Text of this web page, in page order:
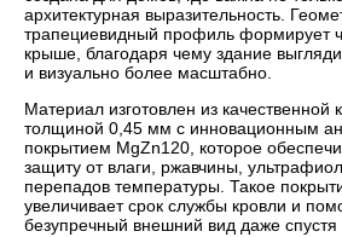
архитектурная выразительность.
трапециевидный профиль формирует
крыше, благодаря чему здание
и визуально более масштабно.
Материал изготовлен из качественной
толщиной 0,45 мм с инновационным
покрытием MgZn120, которое
защиту от влаги, ржавчины,
перепадов температуры. Такое
увеличивает срок службы кровли и
безупречный внешний вид даже спустя